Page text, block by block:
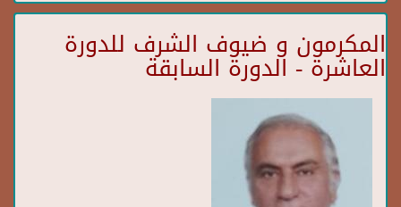
المكرمون و ضيوف الشرف للدورة
العاشرة - الدورة السابقة